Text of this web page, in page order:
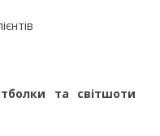
та світшоти